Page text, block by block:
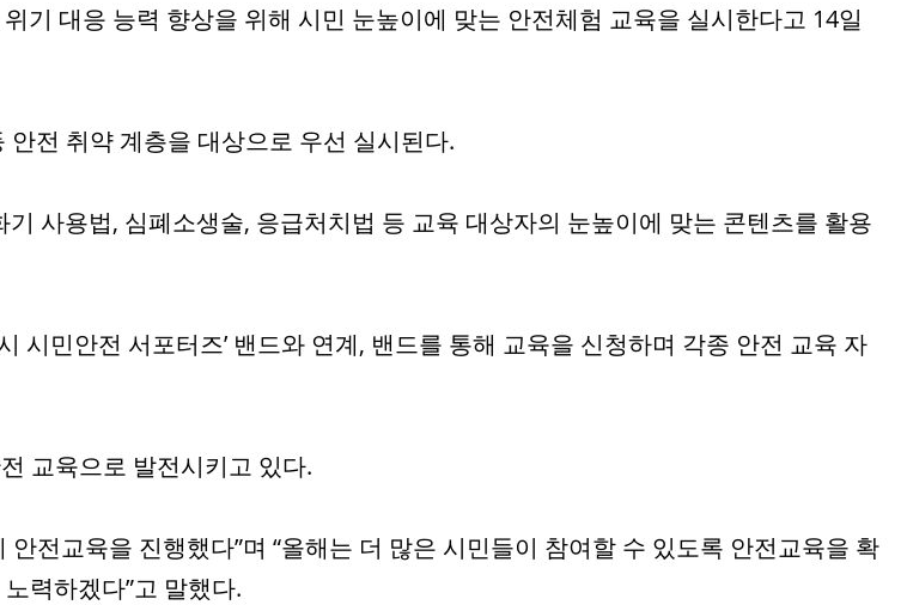
기 대응 능력 향상을 위해 시민 눈높이에 맞는 안전체험 교육을 실시한다고 14일
안전 취약 계층을 대상으로 우선 실시된다.
사용법, 심폐소생술, 응급처치법 등 교육 대상자의 눈높이에 맞는 콘텐츠를 활용
시민안전 서포터즈’ 밴드와 연계, 밴드를 통해 교육을 신청하며 각종 안전 교육 자
교육으로 발전시키고 있다.
전교육을 진행했다”며 “올해는 더 많은 시민들이 참여할 수 있도록 안전교육을 확
력하겠다”고 말했다.